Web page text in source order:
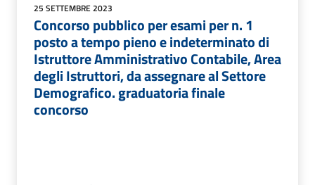
25 SETTEMBRE 2023
Concorso pubblico per esami per n. 1
posto a tempo pieno e indeterminato di
Istruttore Amministrativo Contabile, Area
degli Istruttori, da assegnare al Settore
Demografico. graduatoria finale
concorso